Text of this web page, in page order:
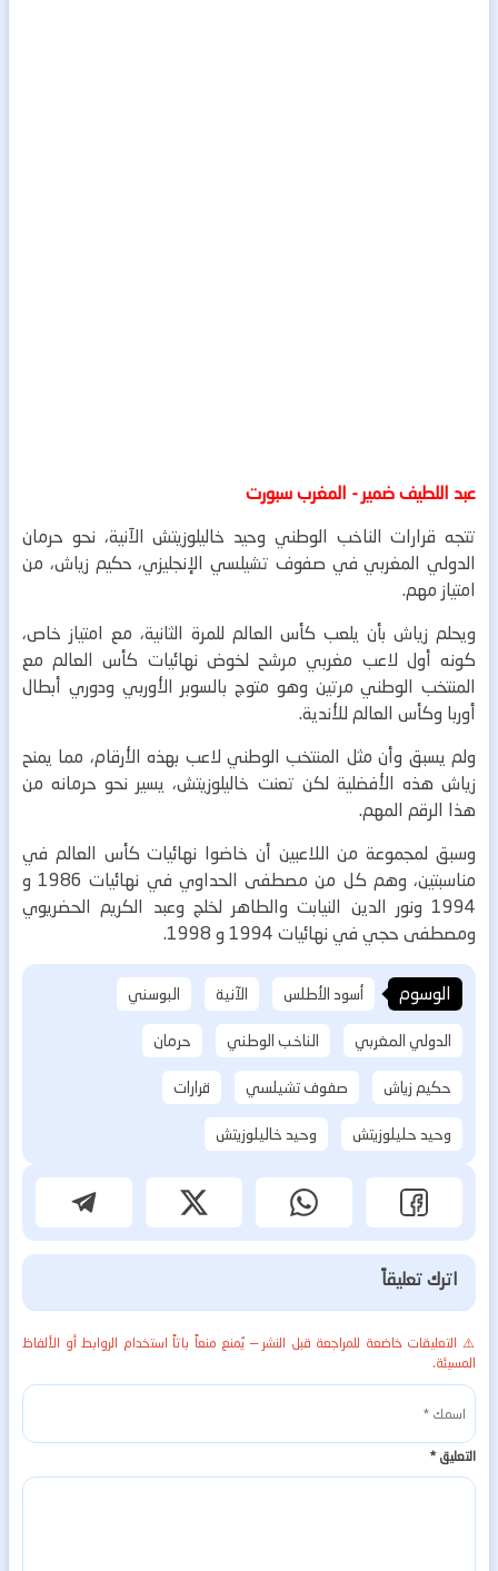
عبد اللطيف ضمير - المغرب سبورت
تتجه قرارات الناخب الوطني وحيد خاليلوزيتش الآنية، نحو حرمان
الدولي المغربي في صفوف تشيلسي الإنجليزي، حكيم زياش، من
امتياز مهم.
ويحلم زياش بأن يلعب كأس العالم للمرة الثانية، مع امتياز خاص،
كونه أول لاعب مغربي مرشح لخوض نهائيات كأس العالم مع
المنتخب الوطني مرتين وهو متوج بالسوبر الأوربي ودوري أبطال
أوربا وكأس العالم للأندية.
ولم يسبق وأن مثل المنتخب الوطني لاعب بهذه الأرقام، مما يمنح
زياش هذه الأفضلية لكن تعنت خاليلوزيتش، يسير نحو حرمانه من
هذا الرقم المهم.
وسبق لمجموعة من اللاعبين أن خاضوا نهائيات كأس العالم في
مناسبتين، وهم كل من مصطفى الحداوي في نهائيات 1986 و
1994 ونور الدين النيابت والطاهر لخلج وعبد الكريم الحضريوي
ومصطفى حجي في نهائيات 1994 و 1998.
الوسوم أسود الأطلس الآنية
البوسني
الدولي المغربي
الناخب الوطني
حرمان
حكيم زياش
صفوف تشيلسي
قرارات
وحيد حليلوزيتش
وحيد خاليلوزيتش
اترك تعليقاً
⚠️ التعليقات خاضعة للمراجعة قبل النشر — يُمنع منعاً باتاً استخدام الروابط أو الألفاظ
المسيئة.
التعليق*